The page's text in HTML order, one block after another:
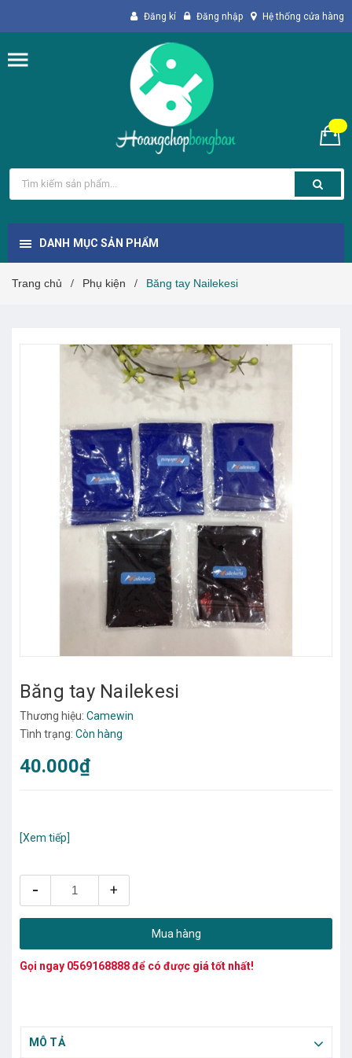
Đăng kí Đăng nhập Hệ thống cửa hàng
DANH MỤC SẢN PHẨM
Trang chủ / Phụ kiện / Băng tay Nailekesi
Băng tay Nailekesi
Thương hiệu: Camewin
Tình trạng: Còn hàng
40.000₫
[Xem tiếp]
- +
Mua hàng
Gọi ngay 0569168888để có được giá tốt nhất!
MÔ TẢ